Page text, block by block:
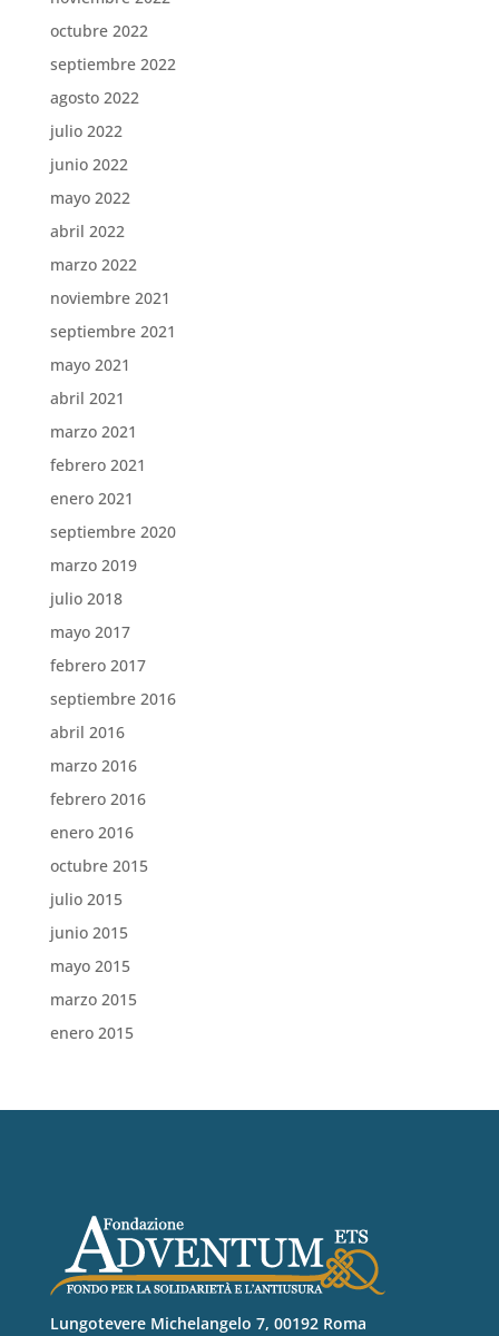
octubre 2022
septiembre 2022
agosto 2022
julio 2022
junio 2022
mayo 2022
abril 2022
marzo 2022
noviembre 2021
septiembre 2021
mayo 2021
abril 2021
marzo 2021
febrero 2021
enero 2021
septiembre 2020
marzo 2019
julio 2018
mayo 2017
febrero 2017
septiembre 2016
abril 2016
marzo 2016
febrero 2016
enero 2016
octubre 2015
julio 2015
junio 2015
mayo 2015
marzo 2015
enero 2015
Lungotevere Michelangelo 7, 00192 Roma